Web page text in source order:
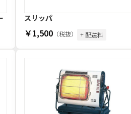
スリッパ
￥1,500（税抜） + 配送料